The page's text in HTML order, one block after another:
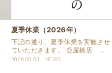
夏季休業（2026年）
下記の通り、夏季休業を実施させ
ていただきます。 淀屋橋店 通
常営業いたします。 奈良店 8月
2026.08.01 NEWS